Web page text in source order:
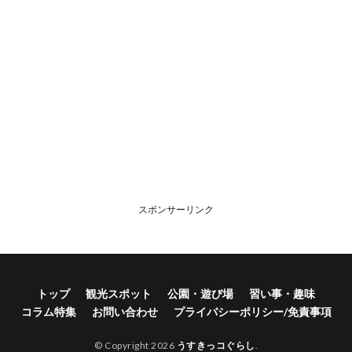
スポンサーリンク
トップ 観光スポット 公園・遊び場
習い事・趣味
コラム特集
お問い合わせ プライバシーポリシー/免責事項
© Copyright 2026 うすきっコぐらし.